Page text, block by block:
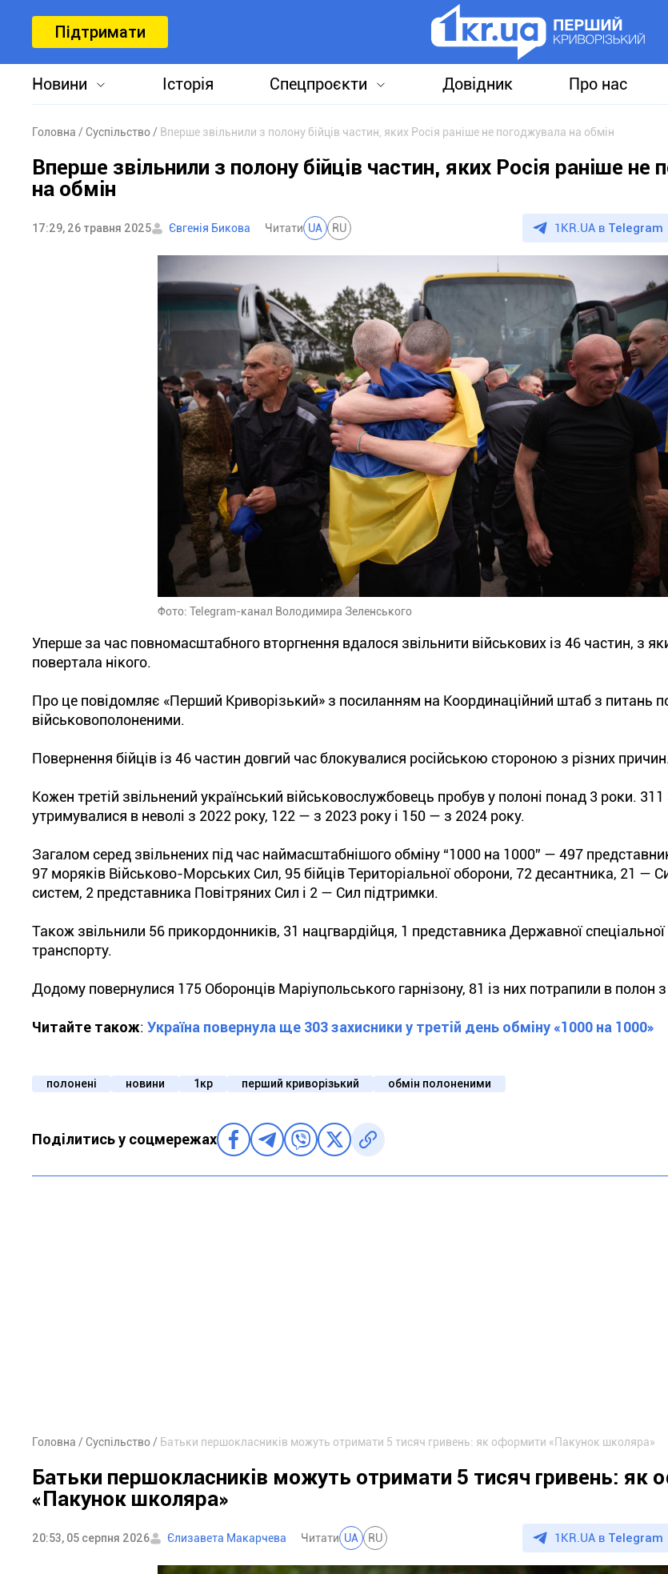
Підтримати
Новини Історія Спецпроєкти Довідник Про нас
Головна Суспільство Вперше звільнили з полону бійців частин, яких Росія раніше не погоджувала на обмін
Вперше звільнили з полону бійців частин, яких Росія раніше не
на обмін
17:29, 26 травня 2025 Євгенія Бикова Читати UA RU 1KR.UA в Telegram
Фото: Telegram-канал Володимира Зеленського
Уперше за час повномасштабного вторгнення вдалося звільнити військових із 46 частин, з
повертала нікого.
Про це повідомляє «Перший Криворізький» з посиланням на Координаційний штаб з питань
військовополоненими.
Повернення бійців із 46 частин довгий час блокувалися російською стороною з різних причин.
Кожен третій звільнений український військовослужбовець пробув у полоні понад 3 роки. 311
утримувалися в неволі з 2022 року, 122 — з 2023 року і 150 — з 2024 року.
Загалом серед звільнених під час наймасштабнішого обміну “1000 на 1000” — 497
97 моряків Військово-Морських Сил, 95 бійців Територіальної оборони, 72 десантника, 21 —
систем, 2 представника Повітряних Сил і 2 — Сил підтримки.
Також звільнили 56 прикордонників, 31 нацгвардійця, 1 представника Державної
транспорту.
Додому повернулися 175 Оборонців Маріупольського гарнізону, 81 із них потрапили в полон з
Читайте також: Україна повернула ще 303 захисники у третій день обміну «1000 на 1000»
полонені новини 1кр перший криворізький обмін полоненими
Поділитись у соцмережах
Головна Суспільство Батьки першокласників можуть отримати 5 тисяч гривень: як оформити «Пакунок школяра»
Батьки першокласників можуть отримати 5 тисяч гривень: як
«Пакунок школяра»
20:53, 05 серпня 2026 Єлизавета Макарчева Читати UA RU 1KR.UA в Telegram